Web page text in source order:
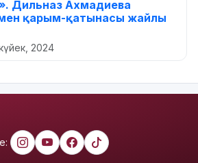
Дильназ Ахмадиева
қарым-қатынасы жайлы
2024